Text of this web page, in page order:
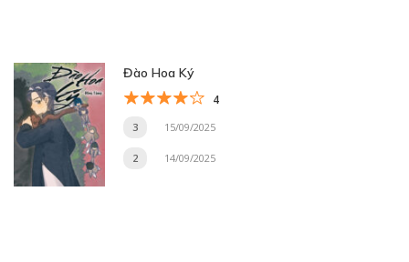
Đào Hoa Ký
4
3 15/09/2025
2 14/09/2025